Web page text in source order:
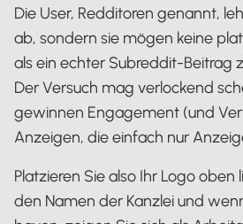
Die User, Redditoren genannt,
ab, sondern sie mögen keine
als ein echter Subreddit-Beitrag
Der Versuch mag verlockend
gewinnen Engagement (und
Anzeigen, die einfach nur
Platzieren Sie also Ihr Logo oben
den Namen der Kanzlei und